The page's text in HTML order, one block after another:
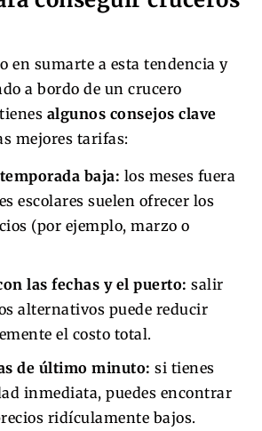
en sumarte a esta tendencia y
a bordo de un crucero
algunos consejos clave
mejores tarifas:
baja: los meses fuera
escolares suelen ofrecer los
(por ejemplo, marzo o
las fechas y el puerto: salir
alternativos puede reducir
el costo total.
de último minuto: si tienes
inmediata, puedes encontrar
ridículamente bajos.